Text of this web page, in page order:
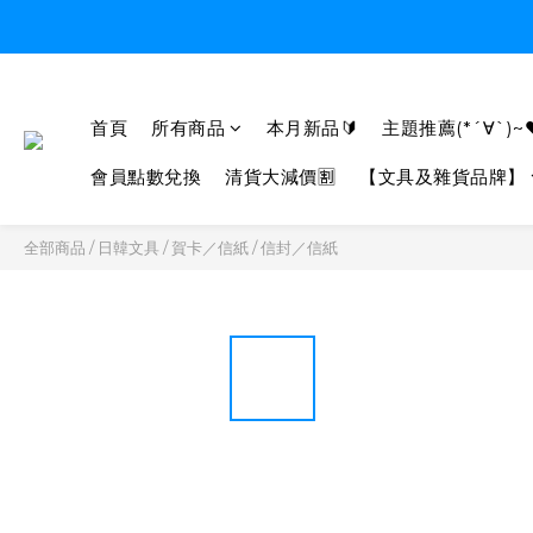
首頁 所有商品 本月新品🔰 主題推薦
會員點數兌換 清貨大減價🈹 【文具及雜貨品牌】
全部商品 / 日韓文具 /賀卡／信紙 /信封／信紙